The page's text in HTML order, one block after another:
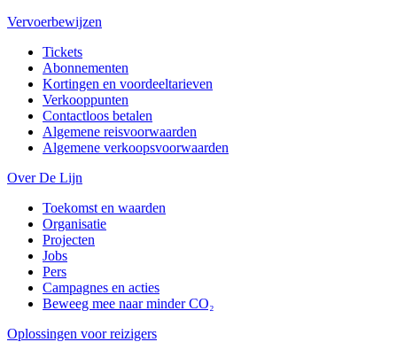
Vervoerbewijzen
Tickets
Abonnementen
Kortingen en voordeeltarieven
Verkooppunten
Contactloos betalen
Algemene reisvoorwaarden
Algemene verkoopsvoorwaarden
Over De Lijn
Toekomst en waarden
Organisatie
Projecten
Jobs
Pers
Campagnes en acties
Beweeg mee naar minder CO₂
Oplossingen voor reizigers